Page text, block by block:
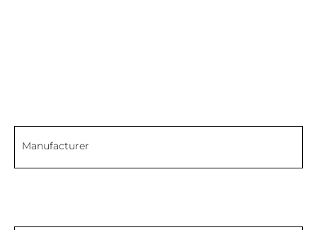
Manufacturer